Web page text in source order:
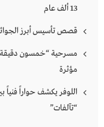
13 ألف عام
قصص تأسيس أبرز الجوائز
مسرحية “خمسون
مؤثرة
اللوفر يكشف حواراً فنياً
“تآلفات”